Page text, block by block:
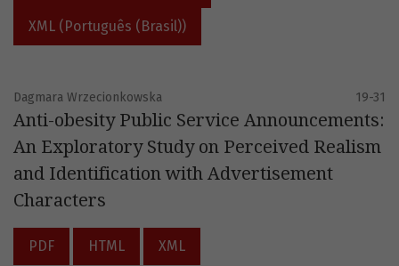
XML (Português (Brasil))
Dagmara Wrzecionkowska 19-31
Anti-obesity Public Service Announcements:
An Exploratory Study on Perceived Realism
and Identification with Advertisement
Characters
PDF HTML XML